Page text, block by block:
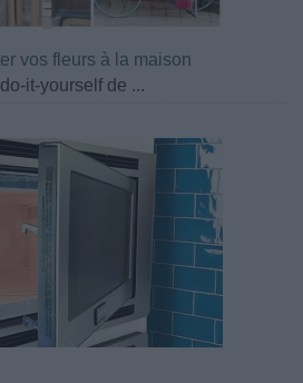
vos fleurs à la maison
it-yourself de ...